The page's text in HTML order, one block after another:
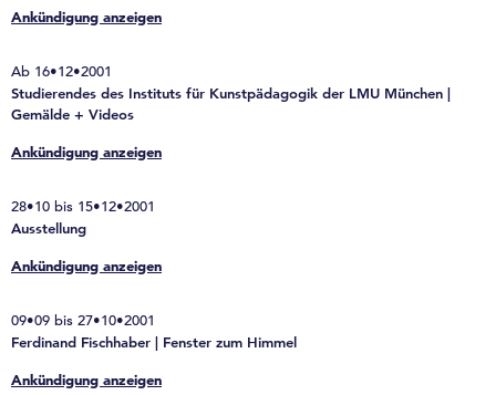
Ankündigung anzeigen
Ab 16•12•2001
Studierendes des Instituts für Kunstpädagogik der LMU München |
Gemälde + Videos
Ankündigung anzeigen
28•10 bis 15•12•2001
Ausstellung
Ankündigung anzeigen
09•09 bis 27•10•2001
Ferdinand Fischhaber | Fenster zum Himmel
Ankündigung anzeigen